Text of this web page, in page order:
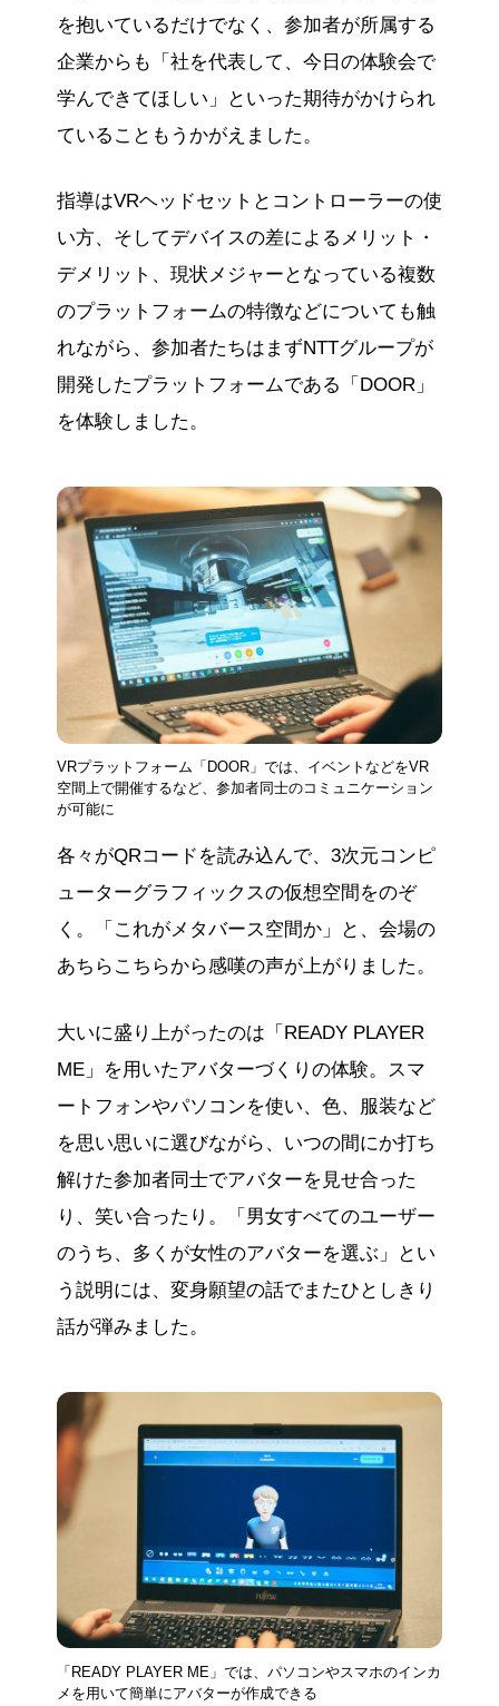
を抱いているだけでなく、参加者が所属する
企業からも「社を代表して、今日の体験会で
学んできてほしい」といった期待がかけられ
ていることもうかがえました。
指導はVRヘッドセットとコントローラーの使
い方、そしてデバイスの差によるメリット・
デメリット、現状メジャーとなっている複数
のプラットフォームの特徴などについても触
れながら、参加者たちはまずNTTグループが
開発したプラットフォームである「DOOR」
を体験しました。
VRプラットフォーム「DOOR」では、イベントなどをVR
空間上で開催するなど、参加者同士のコミュニケーション
が可能に
各々がQRコードを読み込んで、3次元コンピ
ューターグラフィックスの仮想空間をのぞ
く。「これがメタバース空間か」と、会場の
あちらこちらから感嘆の声が上がりました。
大いに盛り上がったのは「READY PLAYER
ME」を用いたアバターづくりの体験。スマ
ートフォンやパソコンを使い、色、服装など
を思い思いに選びながら、いつの間にか打ち
解けた参加者同士でアバターを見せ合った
り、笑い合ったり。「男女すべてのユーザー
のうち、多くが女性のアバターを選ぶ」とい
う説明には、変身願望の話でまたひとしきり
話が弾みました。
「READY PLAYER ME」では、パソコンやスマホのインカ
メを用いて簡単にアバターが作成できる